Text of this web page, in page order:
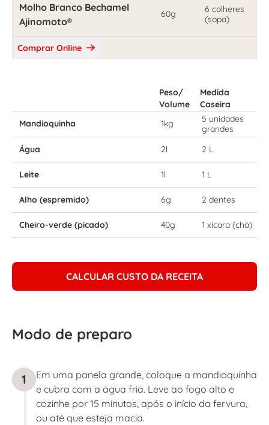
Molho Branco Bechamel
Ajinomoto®
60g
6 colheres
(sopa)
Comprar Online
Peso/
Volume
Medida
Caseira
Mandioquinha
1kg
5 unidades
grandes
Água
2l 2 L
Leite 1l 1 L
Alho (espremido) 6g 2 dentes
Cheiro-verde (picado) 40g 1 xícara (chá)
CALCULAR CUSTO DA RECEITA
Modo de preparo
1
Em uma panela grande, coloque a mandioquinha
e cubra com a água fria. Leve ao fogo alto e
cozinhe por 15 minutos, após o início da fervura,
ou até que esteja macia.